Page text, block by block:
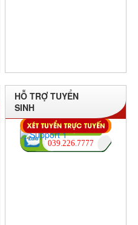
HỖ TRỢ TUYỂN
SINH